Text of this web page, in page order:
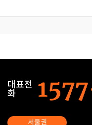
대표전
화